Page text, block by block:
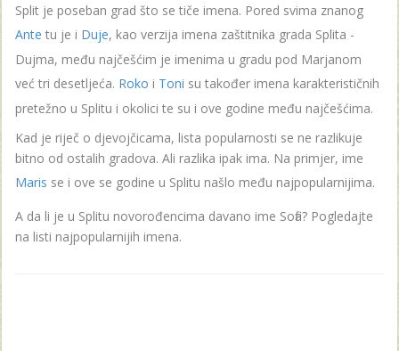
Split je poseban grad što se tiče imena. Pored svima znanog
Ante tu je i Duje, kao verzija imena zaštitnika grada Splita -
Dujma, među najčešćim je imenima u gradu pod Marjanom
već tri desetljeća. Roko i Toni su također imena karakterističnih
pretežno u Splitu i okolici te su i ove godine među najčešćima.
Kad je riječ o djevojčicama, lista popularnosti se ne razlikuje
bitno od ostalih gradova. Ali razlika ipak ima. Na primjer, ime
Maris se i ove se godine u Splitu našlo među najpopularnijima.
A da li je u Splitu novorođencima davano ime Sofia? Pogledajte
na listi najpopularnijih imena.